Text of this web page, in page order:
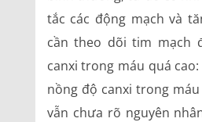
tắc các động mạch và
cần theo dõi tim mạch
canxi trong máu quá
nồng độ canxi trong
vẫn chưa rõ nguyên